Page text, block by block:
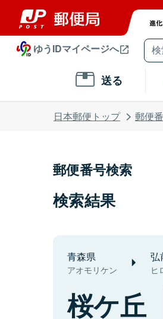
ゆうIDマイページへ
送る
日本郵便トップ 郵便
郵便番号検索
検索結果
青森県
アオモリケン
弘
ヒ
桜ケ丘